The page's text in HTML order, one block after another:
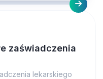
zaświadczenia
lekarskiego